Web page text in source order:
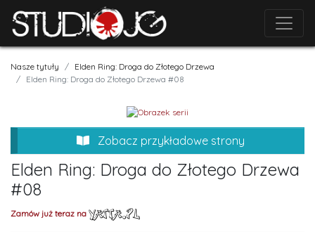
Nasze tytuły
Elden Ring: Droga do Złotego Drzewa
Elden Ring: Droga do Złotego Drzewa #08
Zobacz przykładowe strony
Elden Ring: Droga do Złotego Drzewa
#08
Zamów już teraz na